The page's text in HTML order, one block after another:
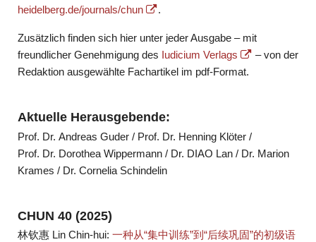
heidelberg.de/journals/chun
.
Zusätzlich finden sich hier unter jeder Ausgabe – mit
freundlicher Genehmigung des Iudicium Verlags
– von der
Redaktion ausgewählte Fachartikel im pdf-Format.
Aktuelle Herausgebende:
Prof. Dr. Andreas Guder / Prof. Dr. Henning Klöter /
Prof. Dr. Dorothea Wippermann / Dr. DIAO Lan / Dr. Marion
Krames / Dr. Cornelia Schindelin
CHUN 40 (2025)
林钦惠 Lin Chin-hui: 一种从“集中训练”到“后续巩固”的初级语